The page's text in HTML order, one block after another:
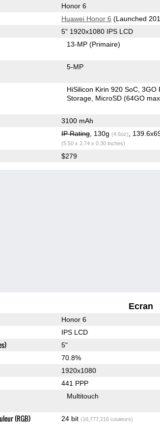
Honor 6
Huawei Honor 6 (Launched
5" 1920x1080 IPS LCD
13-MP(Primaire)
5-MP
HiSilicon Kirin 920 SoC 3GO
Storage MicroSD (64GO
3100 mAh
IP Rating, 130g (4.6oz) ,
(5.50 x 2.74 x 0.30 inches)
$279
Ecran
Honor 6
IPS LCD
5"
70.8%
1920x1080
441 PPP
Multitouch
(RGB) 24 bit (16,777,216 couleurs)